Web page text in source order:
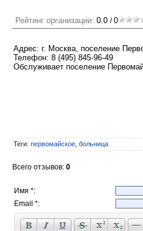
Рейтинг организации: 0.0 /0
Адрес: г. Москва, поселение
Телефон: 8 (495) 845-96-49
Обслуживает поселение
Теги: первомайское больница
Всего отзывов: 0
Имя *:
Email *: